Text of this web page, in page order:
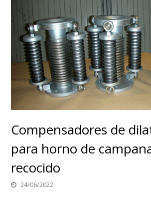
Compensadores de
para horno de
recocido
24/06/2022